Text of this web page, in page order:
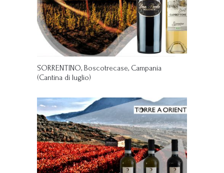
SORRENTINO, Boscotrecase, Campania
(Cantina di luglio)